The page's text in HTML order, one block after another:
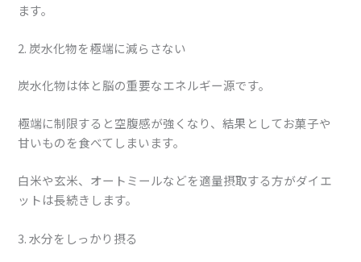
ます。
2. 炭水化物を極端に減らさない
炭水化物は体と脳の重要なエネルギー源です。
極端に制限すると空腹感が強くなり、結果としてお菓子や
甘いものを食べてしまいます。
白米や玄米、オートミールなどを適量摂取する方がダイエ
ットは長続きします。
3. 水分をしっかり摂る